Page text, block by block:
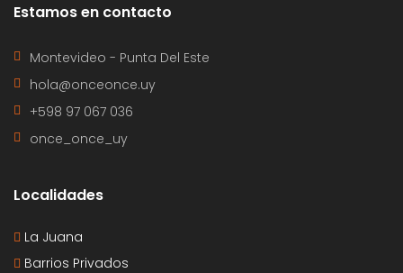
Estamos en contacto
Montevideo - Punta Del Este
hola@onceonce.uy
+598 97 067 036
once_once_uy
Localidades
La Juana
Barrios Privados